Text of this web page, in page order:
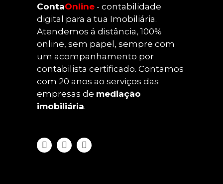
ContaOnline - contabilidade
digital para a tua Imobiliária.
Atendemos á distância, 100%
online, sem papel, sempre com
um acompanhamento por
contabilista certificado. Contamos
com 20 anos ao serviços das
empresas de mediação
imobiliária.